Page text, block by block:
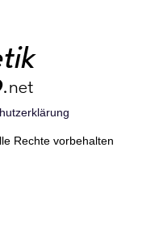
Rechte vorbehalten